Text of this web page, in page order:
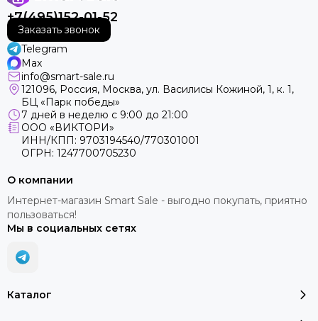
+7(495)152-01-52
Заказать звонок
Telegram
Max
info@smart-sale.ru
121096, Россия, Москва, ул. Василисы Кожиной, 1, к. 1,
БЦ «Парк победы»
7 дней в неделю с 9:00 до 21:00
ООО «ВИКТОРИ»
ИНН/КПП: 9703194540/770301001
ОГРН: 1247700705230
Каталог
О компании
Интернет-магазин Smart Sale - выгодно покупать, приятно
пользоваться!
Мы в социальных сетях